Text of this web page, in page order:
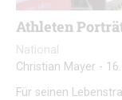
Athleten
National
Christian Mayer -
Für seinen